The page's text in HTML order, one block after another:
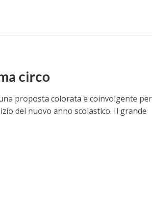
circo
proposta colorata e coinvolgente
del nuovo anno scolastico. Il grande